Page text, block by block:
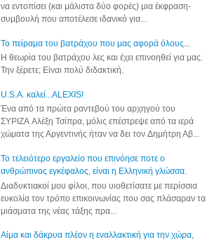
να εντοπίσει (και μάλιστα δύο φορές) μια έκφραση-
συμβουλή που αποτέλεσε ιδανικό για...
Το πείραμα του βατράχου που μας αφορά όλους...
Η θεωρία του βατράχου λες και έχει επινοηθεί για μας.
Την ξέρετε; Είναι πολύ διδακτική.
U.S.A. καλεί...ALEXIS!
Ένα από τα πρώτα ραντεβού του αρχηγού του
ΣΥΡΙΖΑ Αλέξη Τσίπρα, μόλις επέστρεψε από τα ιερά
χώματα της Αργεντινής ήταν να δει τον Δημήτρη Αβ...
Το τελειότερο εργαλείο που επινόησε ποτε ο
ανθρώπινος εγκέφαλος, είναι η Ελληνική γλώσσα.
Διαδυκτιακοί μου φίλοι, που υιοθετίσατε με περίσσια
ευκολία τον τρόπο επικοινωνίας που σας πλάσαραν τα
μιάσματα της νέας τάξης πρα...
Αίμα και δάκρυα πλέον η εναλλακτική για την χώρα,